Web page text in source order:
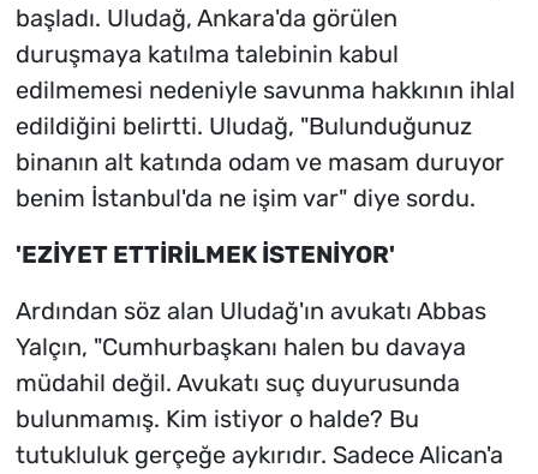
başladı. Uludağ, Ankara'da görülen
duruşmaya katılma talebinin kabul
edilmemesi nedeniyle savunma hakkının ihlal
edildiğini belirtti. Uludağ, "Bulunduğunuz
binanın alt katında odam ve masam duruyor
benim İstanbul'da ne işim var" diye sordu.
'EZİYET ETTİRİLMEK İSTENİYOR'
Ardından söz alan Uludağ'ın avukatı Abbas
Yalçın, "Cumhurbaşkanı halen bu davaya
müdahil değil. Avukatı suç duyurusunda
bulunmamış. Kim istiyor o halde? Bu
tutukluluk gerçeğe aykırıdır. Sadece Alican'a